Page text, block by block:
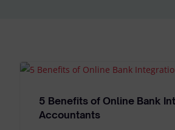
5 Benefits of Online Bank
Accountants